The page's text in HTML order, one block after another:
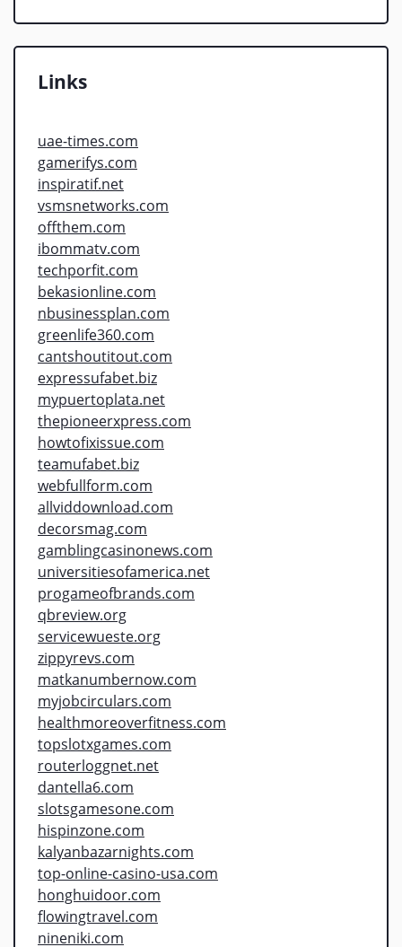
Links
uae-times.com
gamerifys.com
inspiratif.net
vsmsnetworks.com
offthem.com
ibommatv.com
techporfit.com
bekasionline.com
nbusinessplan.com
greenlife360.com
cantshoutitout.com
expressufabet.biz
mypuertoplata.net
thepioneerxpress.com
howtofixissue.com
teamufabet.biz
webfullform.com
allviddownload.com
decorsmag.com
gamblingcasinonews.com
universitiesofamerica.net
progameofbrands.com
qbreview.org
servicewueste.org
zippyrevs.com
matkanumbernow.com
myjobcirculars.com
healthmoreoverfitness.com
topslotxgames.com
routerloggnet.net
dantella6.com
slotsgamesone.com
hispinzone.com
kalyanbazarnights.com
top-online-casino-usa.com
honghuidoor.com
flowingtravel.com
nineniki.com